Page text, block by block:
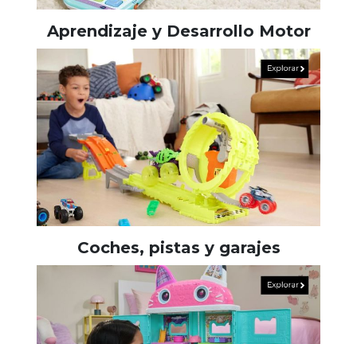
Aprendizaje y Desarrollo Motor
Coches, pistas y garajes